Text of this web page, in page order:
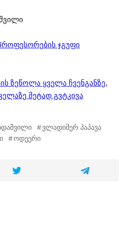
ჯგუფი
ზეწოლა ყველა ჩვენგანზე,
მეტად გვტკივა
ვლადიმერ პაპავა
ოდეერი